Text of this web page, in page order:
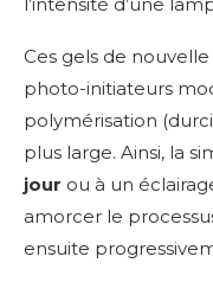
l’intensité d’une
Ces gels de
photo-initiateurs
polymérisation
plus large. Ainsi, la
jour ou à un
amorcer le
ensuite